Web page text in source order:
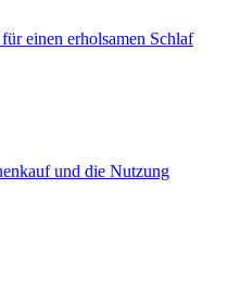
einen erholsamen Schlaf
und die Nutzung